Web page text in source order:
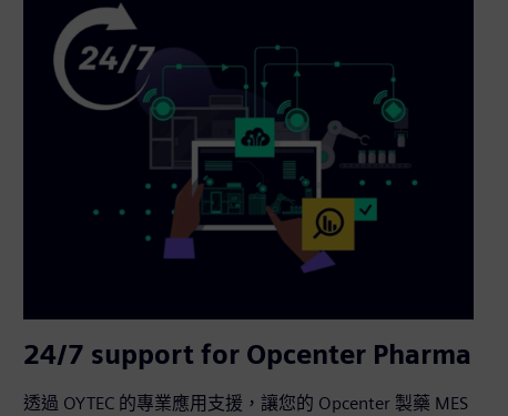
24/7 support for Opcenter Pharma
透過 OYTEC 的專業應用支援，讓您的 Opcenter 製藥 MES